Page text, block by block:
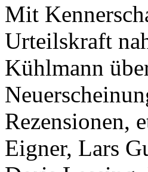
Mit
Urteilskraft
Kühlmann
Rezensionen,
Eigner, Lars